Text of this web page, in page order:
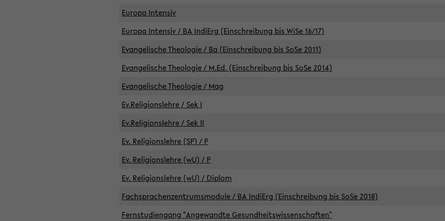
Europa Intensiv
Europa Intensiv / BA IndiErg (Einschreibung bis WiSe 16/17)
Evangelische Theologie / Ba (Einschreibung bis SoSe 2011)
Evangelische Theologie / M.Ed. (Einschreibung bis SoSe 2014)
Evangelische Theologie / Mag
Ev.Religionslehre / Sek I
Ev.Religionslehre / Sek II
Ev. Religionslehre (SP) / P
Ev. Religionslehre (wU) / P
Ev. Religionslehre (wU) / Diplom
Fachsprachenzentrumsmodule / BA IndiErg (Einschreibung bis SoSe 2018)
Fernstudiengang "Angewandte Gesundheitswissenschaften"